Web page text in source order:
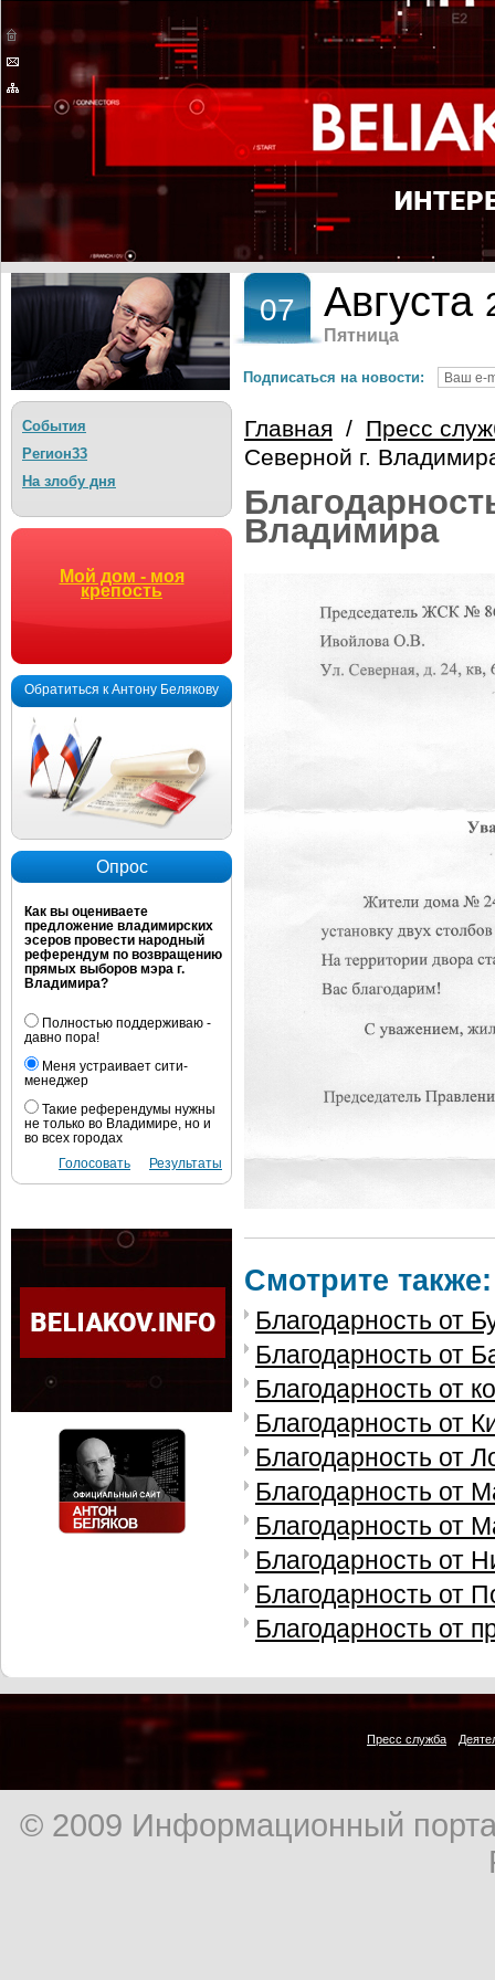
Подписаться на новости:
События
Регион33
На злобу дня
Мой дом - моя
крепость
Обратиться к Антону Белякову
Опрос
Как вы оцениваете
предложение владимирских
эсеров провести народный
референдум по возвращению
прямых выборов мэра г.
Владимира?
Полностью поддерживаю -
давно пора!
Меня устраивает сити-
менеджер
Такие референдумы нужны
не только во Владимире, но и
во всех городах
Результаты
Голосовать
07 Августа
Пятница
Главная / Пресс
Северной г.
Владимира
Смотрите также:
Благодарность от
Благодарность от
Благодарность от
Благодарность от
Благодарность от
Благодарность от
Благодарность от
Благодарность от
Благодарность от
Благодарность от
Пресс служба
© 2009 Информационный